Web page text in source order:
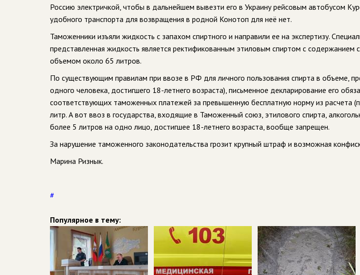
Россию электричкой, чтобы в дальнейшем вывезти его в Украину рейсовым автобусом
удобного транспорта для возвращения в родной Конотоп для неё нет.
Таможенники изъяли жидкость с запахом спиртного и направили ее на экспертизу.
представленная жидкость является ректификованным этиловым спиртом с содержанием
объемом около 65 литров.
По существующим правилам при ввозе в РФ для личного пользования спирта в объеме,
одного человека, достигшего 18-летнего возраста), письменное декларирование его
соответствующих таможенных платежей за превышенную бесплатную норму из расчета
литр. А вот ввоз в государства, входящие в Таможенный союз, этилового спирта,
более 5 литров на одно лицо, достигшее 18-летнего возраста, вообще запрещен.
За нарушение таможенного законодательства грозит крупный штраф и возможная
Марина Ризнык.
#
Популярное в тему: